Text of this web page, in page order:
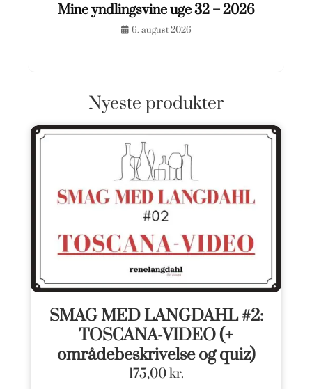
Mine yndlingsvine uge 32 – 2026
6. august 2026
Nyeste produkter
SMAG MED LANGDAHL #2:
TOSCANA-VIDEO (+
områdebeskrivelse og quiz)
175,00kr.